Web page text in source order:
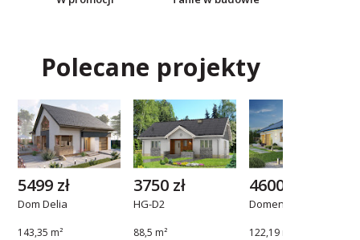
Polecane projekty
Dom Delia
143,35 m²
5499 zł
HG-D2
88,5 m²
3750 zł
Domena 112 B1
122,19 m²
4600 zł